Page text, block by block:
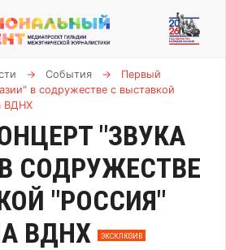
→ События →
Первый
в содружестве с выставкой
ВДНХ
"ЗВУКА
СОДРУЖЕСТВЕ
"РОССИЯ"
ВДНХ
ЭКСКЛЮЗИВ